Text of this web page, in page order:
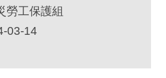
勞工保護組
03-14